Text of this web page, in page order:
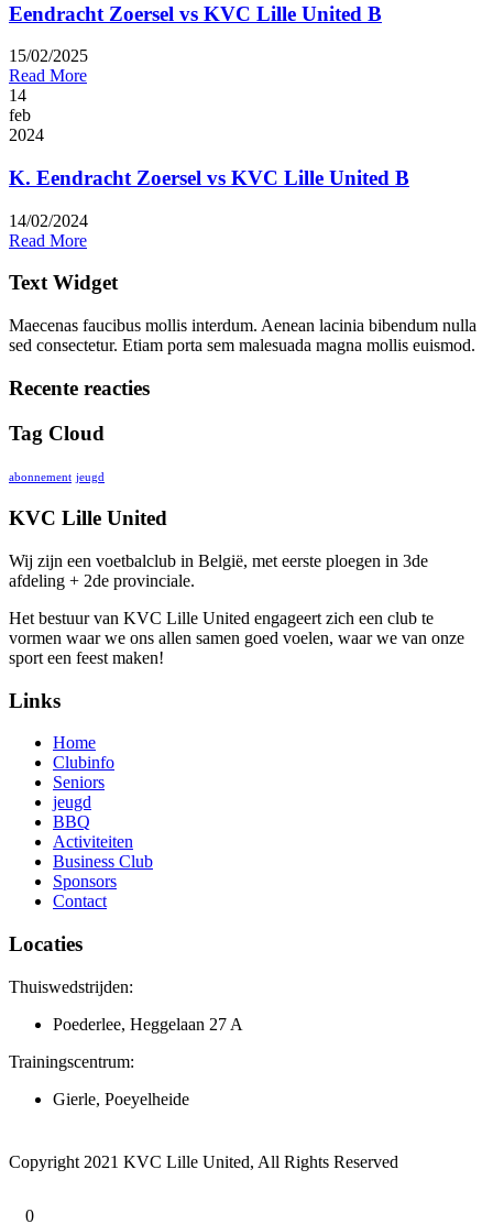
Eendracht Zoersel vs KVC Lille United B
15/02/2025
Read More
14
feb
2024
K. Eendracht Zoersel vs KVC Lille United B
14/02/2024
Read More
Text Widget
Maecenas faucibus mollis interdum. Aenean lacinia bibendum nulla
sed consectetur. Etiam porta sem malesuada magna mollis euismod.
Recente reacties
Tag Cloud
abonnement jeugd
KVC Lille United
Wij zijn een voetbalclub in België, met eerste ploegen in 3de
afdeling + 2de provinciale.
Het bestuur van KVC Lille United engageert zich een club te
vormen waar we ons allen samen goed voelen, waar we van onze
sport een feest maken!
Links
Home
Clubinfo
Seniors
jeugd
BBQ
Activiteiten
Business Club
Sponsors
Contact
Locaties
Thuiswedstrijden:
Poederlee, Heggelaan 27 A
Trainingscentrum:
Gierle, Poeyelheide
Copyright 2021 KVC Lille United, All Rights Reserved
0